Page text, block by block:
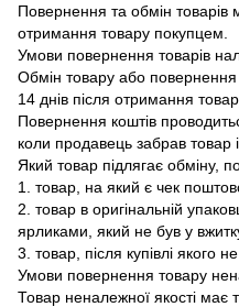
Повернення та обмін товарів
отримання товару покупцем.
Умови повернення товарів
Обмін товару або
14 днів після отримання
Повернення коштів
коли продавець забрав товар
Який товар підлягає обміну,
1. товар, на який є чек
2. товар в оригінальній
ярликами, який не був у
3. товар, після купівлі якого
Умови повернення товару
Товар неналежної якості має